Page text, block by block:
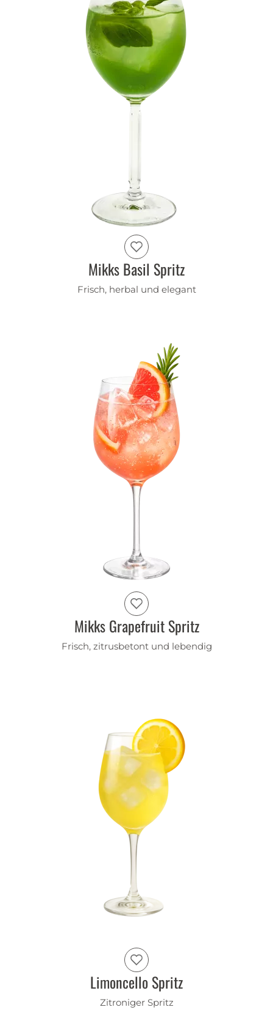
Mikks Basil Spritz
Frisch, herbal und elegant
Mikks Grapefruit Spritz
Frisch, zitrusbetont und lebendig
Limoncello Spritz
Zitroniger Spritz